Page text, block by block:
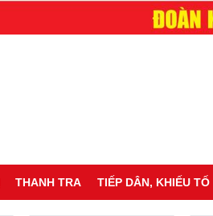
THANH TRA TIẾP DÂN, KHIẾU TỐ